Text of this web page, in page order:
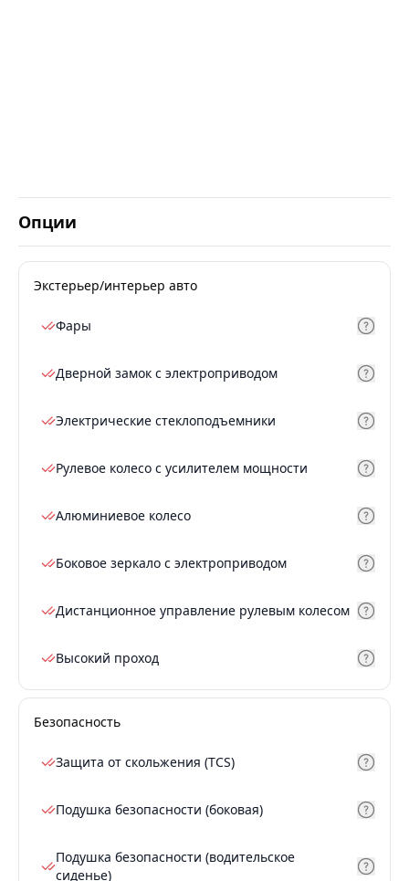
Опции
Экстерьер/интерьер авто
Фары
Дверной замок с электроприводом
Электрические стеклоподъемники
Рулевое колесо с усилителем мощности
Алюминиевое колесо
Боковое зеркало с электроприводом
Дистанционное управление рулевым колесом
Высокий проход
Безопасность
Защита от скольжения (TCS)
Подушка безопасности (боковая)
Подушка безопасности (водительское
сиденье)